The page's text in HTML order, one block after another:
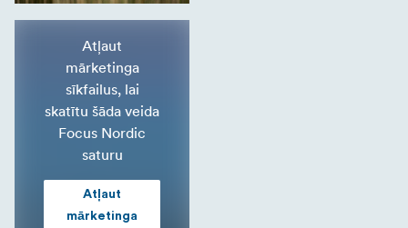
Atļaut
mārketinga
sīkfailus, lai
skatītu šāda veida
Focus Nordic
saturu
Atļaut
mārketinga